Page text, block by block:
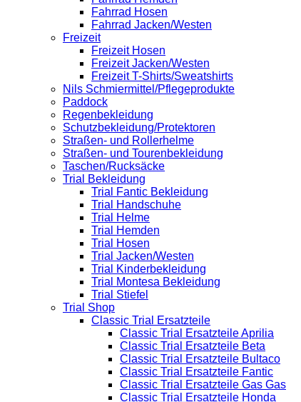
Fahrrad Hosen
Fahrrad Jacken/Westen
Freizeit
Freizeit Hosen
Freizeit Jacken/Westen
Freizeit T-Shirts/Sweatshirts
Nils Schmiermittel/Pflegeprodukte
Paddock
Regenbekleidung
Schutzbekleidung/Protektoren
Straßen- und Rollerhelme
Straßen- und Tourenbekleidung
Taschen/Rucksäcke
Trial Bekleidung
Trial Fantic Bekleidung
Trial Handschuhe
Trial Helme
Trial Hemden
Trial Hosen
Trial Jacken/Westen
Trial Kinderbekleidung
Trial Montesa Bekleidung
Trial Stiefel
Trial Shop
Classic Trial Ersatzteile
Classic Trial Ersatzteile Aprilia
Classic Trial Ersatzteile Beta
Classic Trial Ersatzteile Bultaco
Classic Trial Ersatzteile Fantic
Classic Trial Ersatzteile Gas Gas
Classic Trial Ersatzteile Honda